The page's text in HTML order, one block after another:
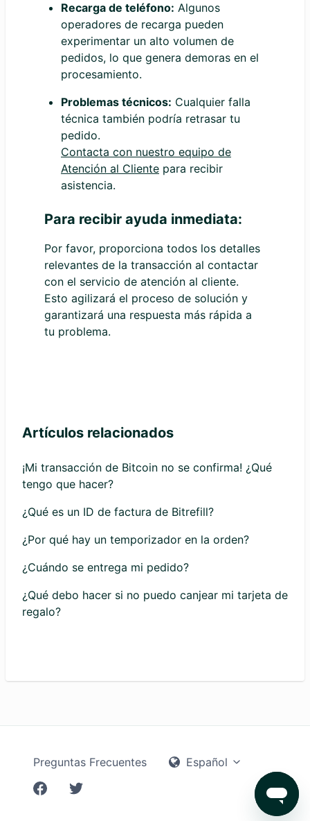
Recarga de teléfono: Algunos
operadores de recarga pueden
experimentar un alto volumen de
pedidos, lo que genera demoras en el
procesamiento.
Problemas técnicos: Cualquier falla
técnica también podría retrasar tu
pedido.
Contacta con nuestro equipo de
Atención al Cliente para recibir
asistencia.
Para recibir ayuda inmediata:
Por favor, proporciona todos los detalles
relevantes de la transacción al contactar
con el servicio de atención al cliente.
Esto agilizará el proceso de solución y
garantizará una respuesta más rápida a
tu problema.
Artículos relacionados
¡Mi transacción de Bitcoin no se confirma! ¿Qué
tengo que hacer?
¿Qué es un ID de factura de Bitrefill?
¿Por qué hay un temporizador en la orden?
¿Cuándo se entrega mi pedido?
¿Qué debo hacer si no puedo canjear mi tarjeta de
regalo?
Preguntas Frecuentes Español